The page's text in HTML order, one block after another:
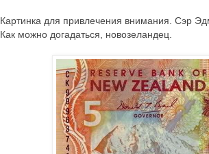
Картинка для привлечения внимания. Сэр
Как можно догадаться, новозеландец.